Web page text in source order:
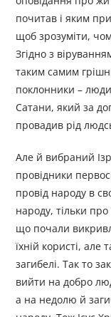
почитав і яким
щоб зрозуміти,
Згідно з
таким самим
поклонники –
Сатани, який за
провадив рід
Але й вибраний
провідники
провід народу в
народу, тільки
що почали
їхній користі,
загибелі. Так то
вийти на добро
а на недолю й